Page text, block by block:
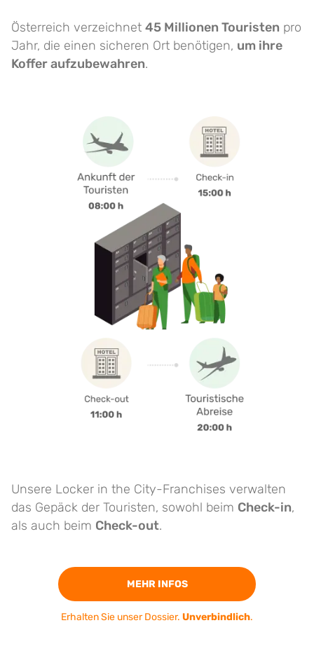
Österreich verzeichnet 45 Millionen Touristen pro
Jahr, die einen sicheren Ort benötigen, um ihre
Koffer aufzubewahren.
Unsere Locker in the City-Franchises verwalten
das Gepäck der Touristen, sowohl beim Check-in,
als auch beim Check-out.
MEHR INFOS
Erhalten Sie unser Dossier. Unverbindlich.